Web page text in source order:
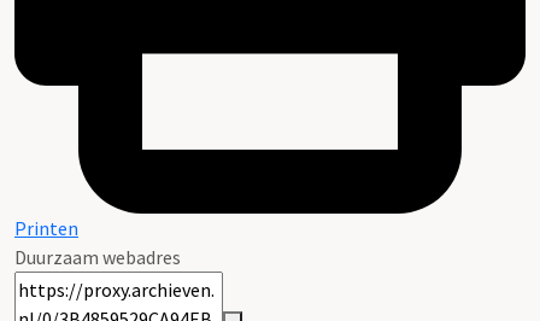
Printen
Duurzaam webadres